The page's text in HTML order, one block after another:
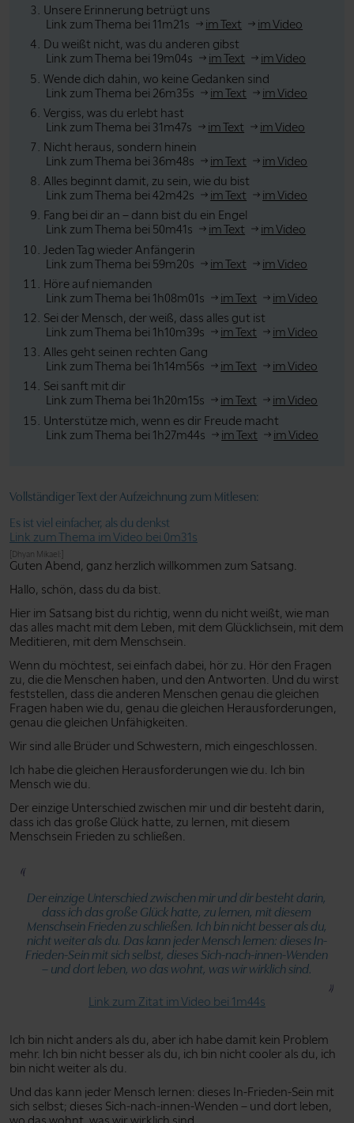
Unsere Erinnerung betrügt uns
Link zum Thema bei 11m21s
im Text
im Video
Du weißt nicht, was du anderen gibst
Link zum Thema bei 19m04s
im Text
im Video
Wende dich dahin, wo keine Gedanken sind
Link zum Thema bei 26m35s
im Text
im Video
Vergiss, was du erlebt hast
Link zum Thema bei 31m47s
im Text
im Video
Nicht heraus, sondern hinein
Link zum Thema bei 36m48s
im Text
im Video
Alles beginnt damit, zu sein, wie du bist
Link zum Thema bei 42m42s
im Text
im Video
Fang bei dir an – dann bist du ein Engel
Link zum Thema bei 50m41s
im Text
im Video
Jeden Tag wieder Anfängerin
Link zum Thema bei 59m20s
im Text
im Video
Höre auf niemanden
Link zum Thema bei 1h08m01s
im Text
im Video
Sei der Mensch, der weiß, dass alles gut ist
Link zum Thema bei 1h10m39s
im Text
im Video
Alles geht seinen rechten Gang
Link zum Thema bei 1h14m56s
im Text
im Video
Sei sanft mit dir
Link zum Thema bei 1h20m15s
im Text
im Video
Unterstütze mich, wenn es dir Freude macht
Link zum Thema bei 1h27m44s
im Text im Video
Vollständiger Text der Aufzeichnung zum Mitlesen:
Es ist viel einfacher, als du denkst
Link zum Thema im Video bei 0m31s
[Dhyan Mikael:]
Guten Abend, ganz herzlich willkommen zum Satsang.
Hallo, schön, dass du da bist.
Hier im Satsang bist du richtig, wenn du nicht weißt, wie man
das alles macht mit dem Leben, mit dem Glücklichsein, mit dem
Meditieren, mit dem Menschsein.
Wenn du möchtest, sei einfach dabei, hör zu. Hör den Fragen
zu, die die Menschen haben, und den Antworten. Und du wirst
feststellen, dass die anderen Menschen genau die gleichen
Fragen haben wie du, genau die gleichen Herausforderungen,
genau die gleichen Unfähigkeiten.
Wir sind alle Brüder und Schwestern, mich eingeschlossen.
Ich habe die gleichen Herausforderungen wie du. Ich bin
Mensch wie du.
Der einzige Unterschied zwischen mir und dir besteht darin,
dass ich das große Glück hatte, zu lernen, mit diesem
Menschsein Frieden zu schließen.
Der einzige Unterschied zwischen mir und dir besteht darin,
dass ich das große Glück hatte, zu lernen, mit diesem
Menschsein Frieden zu schließen. Ich bin nicht besser als du,
nicht weiter als du. Das kann jeder Mensch lernen: dieses In-
Frieden-Sein mit sich selbst, dieses Sich-nach-innen-Wenden
– und dort leben, wo das wohnt, was wir wirklich sind.
Link zum Zitat im Video bei 1m44s
Ich bin nicht anders als du, aber ich habe damit kein Problem
mehr. Ich bin nicht besser als du, ich bin nicht cooler als du, ich
bin nicht weiter als du.
Und das kann jeder Mensch lernen: dieses In-Frieden-Sein mit
sich selbst; dieses Sich-nach-innen-Wenden – und dort leben,